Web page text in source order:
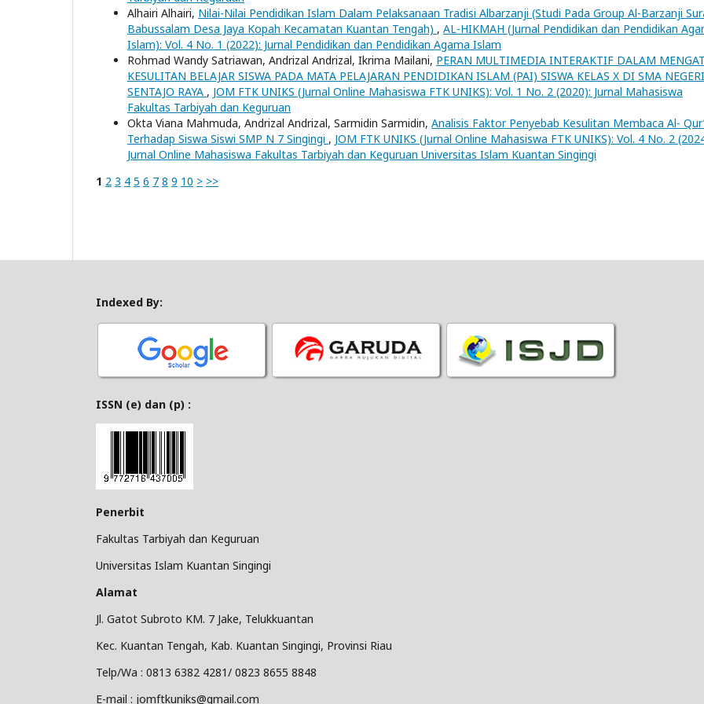
Alhairi Alhairi, Nilai-Nilai Pendidikan Islam Dalam Pelaksanaan Tradisi Albarzanji (Studi Pada Group Al-Barzanji
Babussalam Desa Jaya Kopah Kecamatan Kuantan Tengah) , AL-HIKMAH (Jurnal Pendidikan dan Pendidikan
Islam): Vol. 4 No. 1 (2022): Jurnal Pendidikan dan Pendidikan Agama Islam
Rohmad Wandy Satriawan, Andrizal Andrizal, Ikrima Mailani, PERAN MULTIMEDIA INTERAKTIF DALAM
KESULITAN BELAJAR SISWA PADA MATA PELAJARAN PENDIDIKAN ISLAM (PAI) SISWA KELAS X DI SMA
SENTAJO RAYA , JOM FTK UNIKS (Jurnal Online Mahasiswa FTK UNIKS): Vol. 1 No. 2 (2020): Jurnal Mahasiswa
Fakultas Tarbiyah dan Keguruan
Okta Viana Mahmuda, Andrizal Andrizal, Sarmidin Sarmidin, Analisis Faktor Penyebab Kesulitan Membaca Al-
Terhadap Siswa Siswi SMP N 7 Singingi , JOM FTK UNIKS (Jurnal Online Mahasiswa FTK UNIKS): Vol. 4 No. 2
Jurnal Online Mahasiswa Fakultas Tarbiyah dan Keguruan Universitas Islam Kuantan Singingi
1 2 3 4 5 6 7 8 9 10 > >>
Indexed By:
ISSN (e) dan (p) :
Penerbit
Fakultas Tarbiyah dan Keguruan
Universitas Islam Kuantan Singingi
Alamat
Jl. Gatot Subroto KM. 7 Jake, Telukkuantan
Kec. Kuantan Tengah, Kab. Kuantan Singingi, Provinsi Riau
Telp/Wa : 0813 6382 4281/ 0823 8655 8848
E-mail : jomftkuniks@gmail.com